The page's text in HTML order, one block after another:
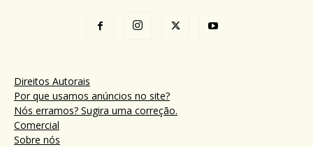
Direitos Autorais
Por que usamos anúncios no site?
Nós erramos? Sugira uma correção.
Comercial
Sobre nós